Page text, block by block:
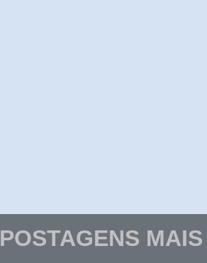
POSTAGENS